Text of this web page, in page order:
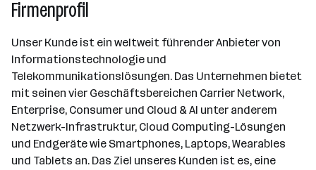
Firmenprofil
Unser Kunde ist ein weltweit führender Anbieter von
Informationstechnologie und
Telekommunikationslösungen. Das Unternehmen bietet
mit seinen vier Geschäftsbereichen Carrier Network,
Enterprise, Consumer und Cloud & AI unter anderem
Netzwerk-Infrastruktur, Cloud Computing-Lösungen
und Endgeräte wie Smartphones, Laptops, Wearables
und Tablets an. Das Ziel unseres Kunden ist es, eine